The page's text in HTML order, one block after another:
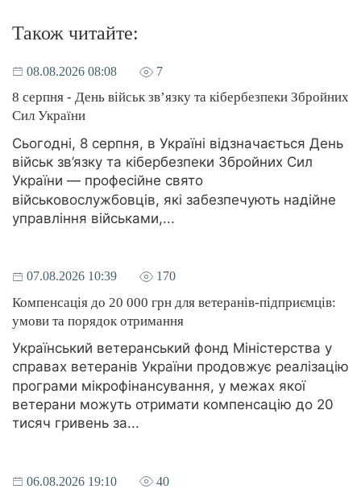
Також читайте:
08.08.2026 08:08 7
8 серпня - День військ зв’язку та кібербезпеки Збройних
Сил України
Сьогодні, 8 серпня, в Україні відзначається День
військ зв’язку та кібербезпеки Збройних Сил
України — професійне свято
військовослужбовців, які забезпечують надійне
управління військами,...
07.08.2026 10:39 170
Компенсація до 20 000 грн для ветеранів-підприємців:
умови та порядок отримання
Український ветеранський фонд Міністерства у
справах ветеранів України продовжує реалізацію
програми мікрофінансування, у межах якої
ветерани можуть отримати компенсацію до 20
тисяч гривень за...
06.08.2026 19:10 40